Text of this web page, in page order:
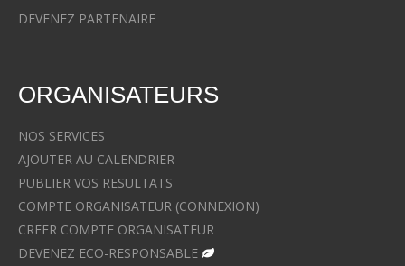
DEVENEZ PARTENAIRE
ORGANISATEURS
NOS SERVICES
AJOUTER AU CALENDRIER
PUBLIER VOS RESULTATS
COMPTE ORGANISATEUR (CONNEXION)
CREER COMPTE ORGANISATEUR
DEVENEZ ECO-RESPONSABLE